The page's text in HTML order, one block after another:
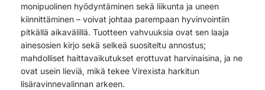
monipuolinen hyödyntäminen sekä liikunta ja uneen
kiinnittäminen – voivat johtaa parempaan hyvinvointiin
pitkällä aikavälillä. Tuotteen vahvuuksia ovat sen laaja
ainesosien kirjo sekä selkeä suositeltu annostus;
mahdolliset haittavaikutukset erottuvat harvinaisina, ja ne
ovat usein lieviä, mikä tekee Virexista harkitun
lisäravinnevalinnan arkeen.